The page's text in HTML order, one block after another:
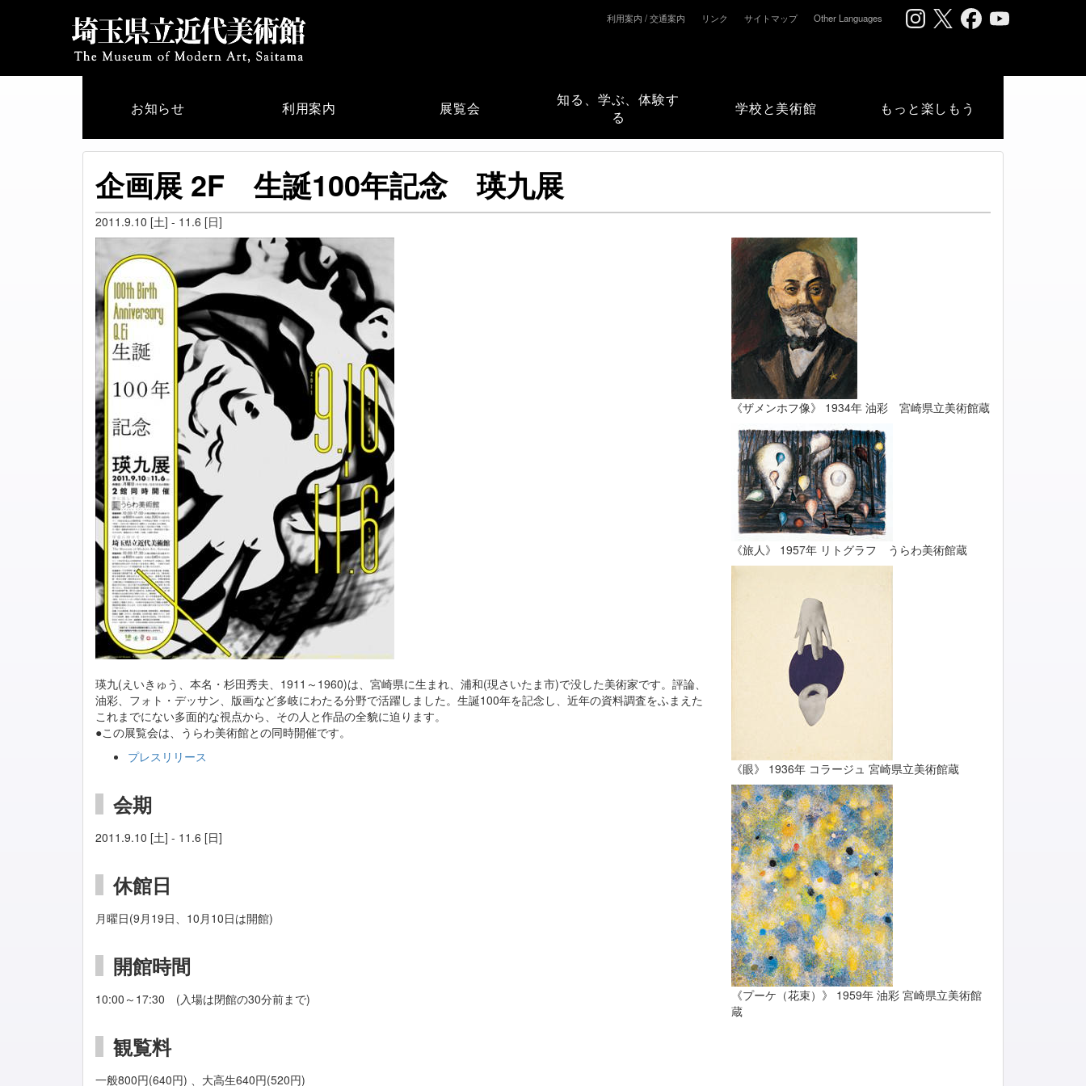
利用案内 / 交通案内 リンク サイトマップ Other Languages
お知らせ 利用案内 展覧会
知る、学ぶ、体験す
る
学校と美術館 もっと楽しもう
企画展 2F 生誕100年記念 瑛九展
2011.9.10 [土] - 11.6 [日]
瑛九(えいきゅう、本名・杉田秀夫、1911～1960)は、宮崎県に生まれ、浦和(現さいたま市)で没した美術家です。評論、
油彩、フォト・デッサン、版画など多岐にわたる分野で活躍しました。生誕100年を記念し、近年の資料調査をふまえた
これまでにない多面的な視点から、その人と作品の全貌に迫ります。
●この展覧会は、うらわ美術館との同時開催です。
プレスリリース
会期
2011.9.10 [土] - 11.6 [日]
休館日
月曜日(9月19日、10月10日は開館)
開館時間
10:00～17:30 (入場は閉館の30分前まで)
観覧料
一般800円(640円) 、大高生640円(520円)
《ザメンホフ像》 1934年 油彩 宮崎県立美術館蔵
《旅人》 1957年 リトグラフ うらわ美術館蔵
《眼》 1936年 コラージュ 宮崎県立美術館蔵
《プーケ（花束）》 1959年 油彩 宮崎県立美術館
蔵